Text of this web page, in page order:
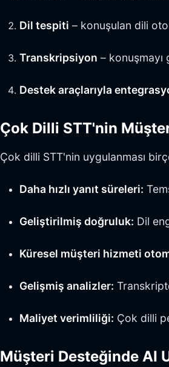
Dil tespiti – konuşulan dili
Transkripsiyon –
Destek araçlarıyla
Çok Dilli STT'nin
Çok dilli STT'nin uygulanması
Daha hızlı yanıt süreleri:
Geliştirilmiş doğruluk: Dil
Küresel müşteri hizmeti
Gelişmiş analizler:
Maliyet verimliliği: Çok dilli
Müşteri Desteğinde AI